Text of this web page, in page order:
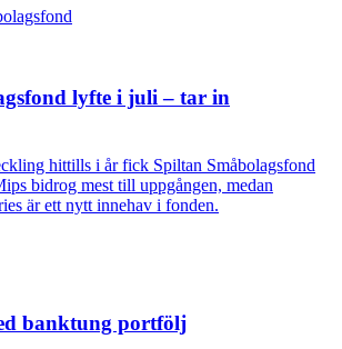
lyfte i juli – tar in
hittills i år fick Spiltan Småbolagsfond
bidrog mest till uppgången, medan
är ett nytt innehav i fonden.
banktung portfölj